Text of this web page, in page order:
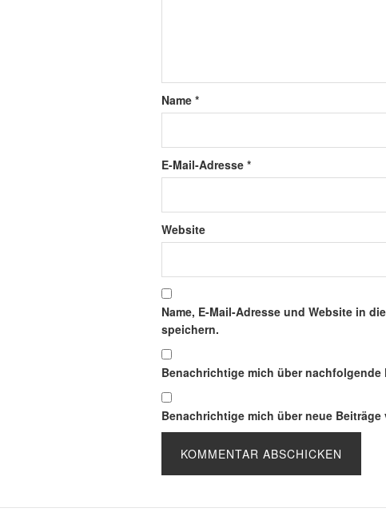
Name *
E-Mail-Adresse *
Website
Name, E-Mail-Adresse und Website in
speichern.
Benachrichtige mich über nachfolgende
Benachrichtige mich über neue Beiträge